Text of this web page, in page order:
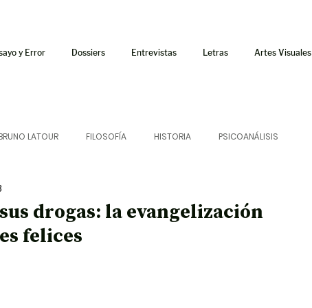
y Error Dossiers Entrevistas Letras Artes Visuales
LATOUR FILOSOFÍA HISTORIA PSICOANÁLISIS
drogas: la evangelización
felices